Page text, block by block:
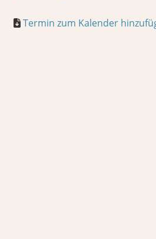
Termin zum Kalender